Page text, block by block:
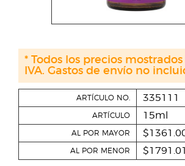
ARTÍCULO NO. 335111
ARTÍCULO 15ml
AL POR MAYOR
AL POR MENOR $1791.01
* Todos los precios
IVA. Gastos de envío no